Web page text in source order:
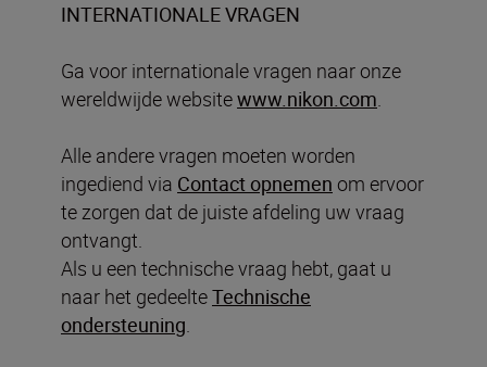
INTERNATIONALE VRAGEN
Ga voor internationale vragen naar onze
wereldwijde websitewww.nikon.com.
Alle andere vragen moeten worden
ingediend via Contact opnemen om ervoor
te zorgen dat de juiste afdeling uw vraag
ontvangt.
Als u een technische vraag hebt, gaat u
naar het gedeelteTechnische
ondersteuning.